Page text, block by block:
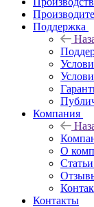
Поддержка
Компания
О
Контакты